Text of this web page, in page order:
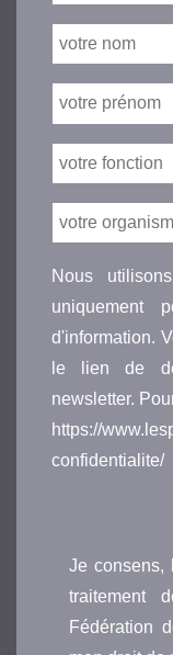
Nous
uniquement
d'information.
le lien de
newsletter.
https://
confidentialite/
Je consens,
traitement
Fédération